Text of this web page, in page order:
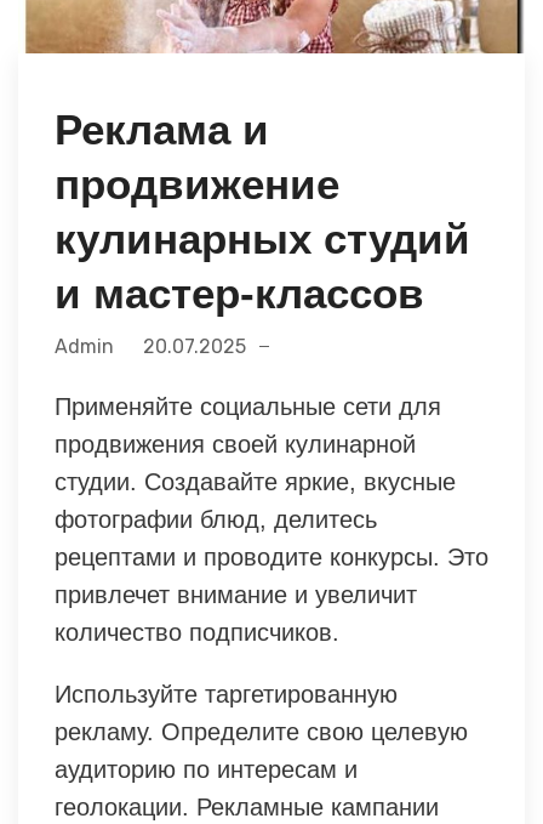
Реклама и
продвижение
кулинарных студий
и мастер-классов
Admin 20.07.2025
Применяйте социальные сети для
продвижения своей кулинарной
студии. Создавайте яркие, вкусные
фотографии блюд, делитесь
рецептами и проводите конкурсы. Это
привлечет внимание и увеличит
количество подписчиков.
Используйте таргетированную
рекламу. Определите свою целевую
аудиторию по интересам и
геолокации. Рекламные кампании